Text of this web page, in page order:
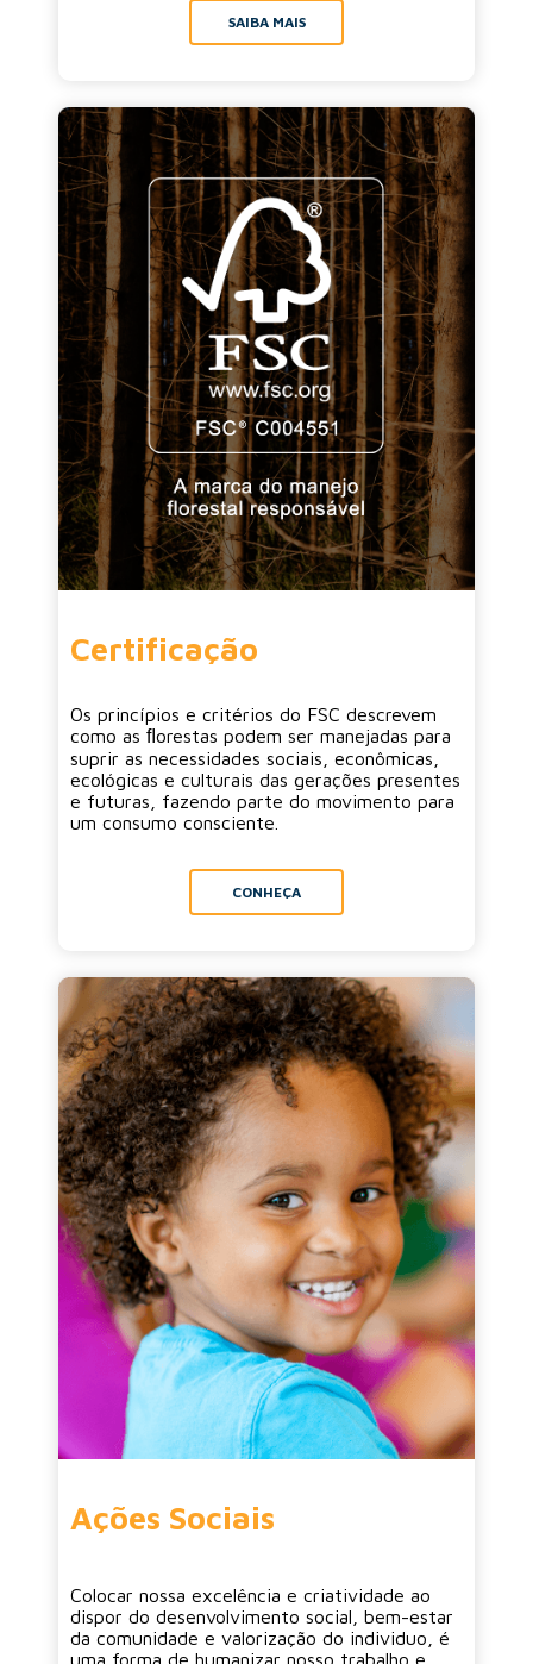
SAIBA MAIS
Certificação
Os princípios e critérios do FSC descrevem
como as ﬂorestas podem ser manejadas para
suprir as necessidades sociais, econômicas,
ecológicas e culturais das gerações presentes
e futuras, fazendo parte do movimento para
um consumo consciente.
CONHEÇA
Ações Sociais
Colocar nossa excelência e criatividade ao
dispor do desenvolvimento social, bem-estar
da comunidade e valorização do individuo, é
uma forma de humanizar nosso trabalho e